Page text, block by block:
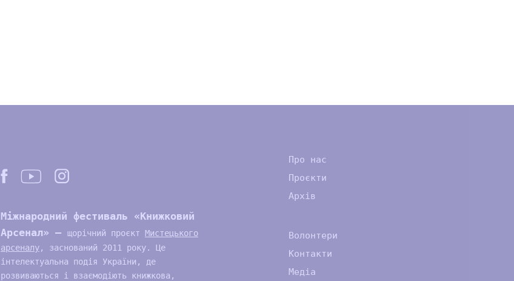
Міжнародний фестиваль «Книжковий
Арсенал» —
щорічний проєкт Мистецького
арсеналу, заснований 2011 року. Це
інтелектуальна подія України, де
розвиваються і взаємодіють книжкова,
Про нас
Проєкти
Архів
Волонтери
Контакти
Медіа